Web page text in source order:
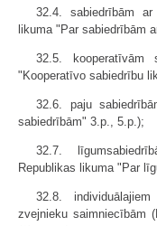
32.4. sabiedrībām
likuma "Par sabiedrībām
32.5. kooperatīvām
"Kooperatīvo sabiedrību
32.6. paju
sabiedrībām" 3.p., 5.p.);
32.7.
Republikas likuma "Par
32.8.
zvejnieku saimniecībām